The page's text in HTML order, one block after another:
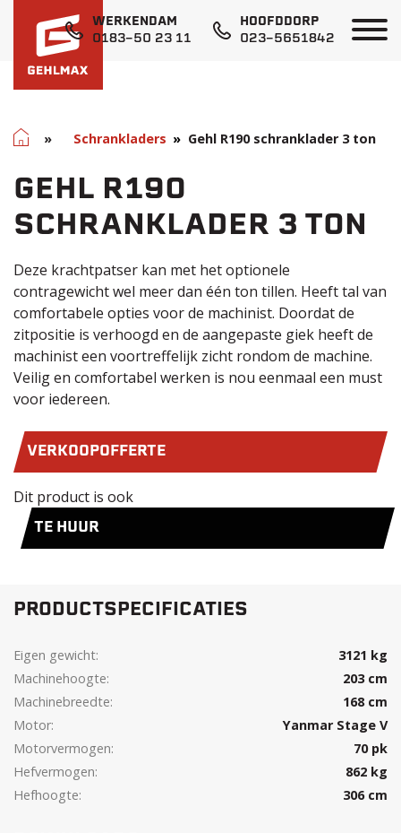
WERKENDAM
0183-50 23 11
HOOFDDORP
023-5651842
Home
» Schrankladers Gehl R190 schranklader 3 ton
GEHL R190
SCHRANKLADER 3 TON
Deze krachtpatser kan met het optionele
contragewicht wel meer dan één ton tillen. Heeft tal van
comfortabele opties voor de machinist. Doordat de
zitpositie is verhoogd en de aangepaste giek heeft de
machinist een voortreffelijk zicht rondom de machine.
Veilig en comfortabel werken is nou eenmaal een must
voor iedereen.
VERKOOPOFFERTE
Dit product is ook
TE HUUR
PRODUCTSPECIFICATIES
Eigen gewicht:
3121 kg
Machinehoogte:
203 cm
Machinebreedte:
168 cm
Motor:
Yanmar Stage V
Motorvermogen:
70 pk
Hefvermogen:
862 kg
Hefhoogte:
306 cm